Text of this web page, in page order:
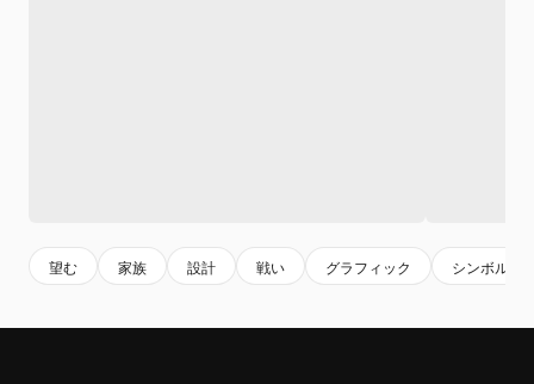
望む 家族 設計 戦い グラフィック シンボル